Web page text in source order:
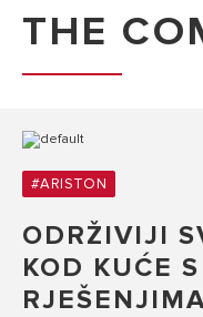
THE
#ARISTON
ODRŽIVIJI
KOD KUĆE